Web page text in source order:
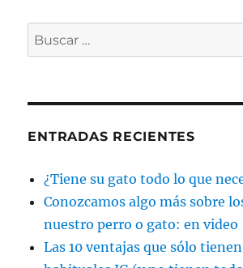
Buscar
por:
ENTRADAS RECIENTES
¿Tiene su gato todo lo que
Conozcamos algo más sobre
nuestro perro o gato: en video
Las 10 ventajas que sólo